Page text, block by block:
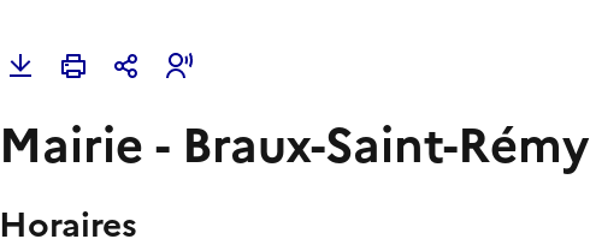
Mairie - Braux-Saint-Rémy
Horaires